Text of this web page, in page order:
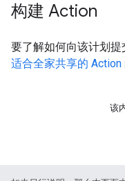
构建 Action
要了解如何向该计划
适合全家共享的 Action
该